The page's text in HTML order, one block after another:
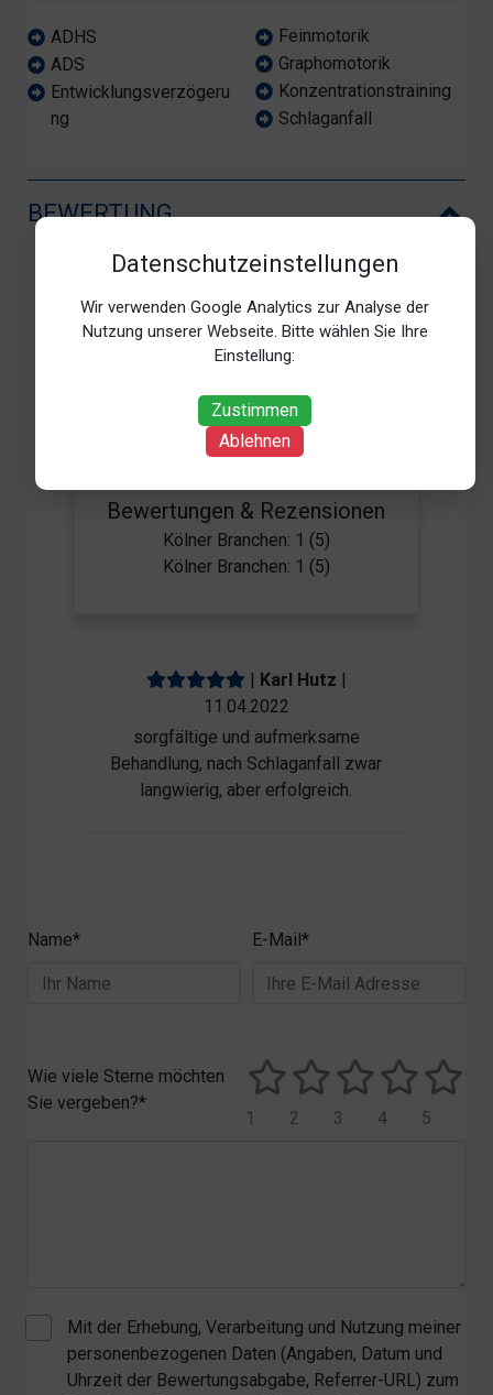
Datenschutzeinstellungen
Wir verwenden Google Analytics zur Analyse der
Nutzung unserer Webseite. Bitte wählen Sie Ihre
Einstellung:
Zustimmen
Ablehnen
ADHS
ADS
Entwicklungsverzögeru
ng
Feinmotorik
Graphomotorik
Konzentrationstraining
Schlaganfall
BEWERTUNG
5/5
Bewertungen & Rezensionen
Kölner Branchen: 1 (5)
Kölner Branchen: 1 (5)
| Karl Hutz |
11.04.2022
sorgfältige und aufmerksame
Behandlung, nach Schlaganfall zwar
langwierig, aber erfolgreich.
Name* E-Mail*
Wie viele Sterne möchten
Sie vergeben?*
5
4
3
2
1
Mit der Erhebung, Verarbeitung und Nutzung meiner
personenbezogenen Daten (Angaben, Datum und
Uhrzeit der Bewertungsabgabe, Referrer-URL) zum